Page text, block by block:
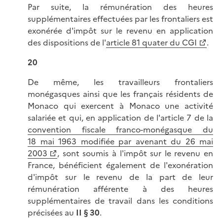
Par suite, la rémunération des heures
supplémentaires effectuées par les frontaliers est
exonérée d'impôt sur le revenu en application
des dispositions de l'article 81 quater du CGI
.
20
De même, les travailleurs frontaliers
monégasques ainsi que les français résidents de
Monaco qui exercent à Monaco une activité
salariée et qui, en application de l'article 7 de la
convention fiscale franco-monégasque du
18 mai 1963 modifiée par avenant du 26 mai
2003
, sont soumis à l'impôt sur le revenu en
France, bénéficient également de l'exonération
d'impôt sur le revenu de la part de leur
rémunération afférente à des heures
supplémentaires de travail dans les conditions
précisées au II § 30.